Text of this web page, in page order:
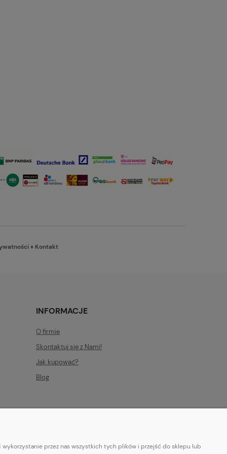
♦ Kontakt
INFORMACJE
O firmie
Skontaktuj się z Nami!
Jak kupować?
Blog
przez nas wszystkich tych plików i przejść do sklepu lub